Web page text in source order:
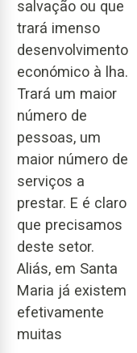
salvação ou que
trará imenso
desenvolvimento
económico à lha.
Trará um maior
número de
pessoas, um
maior número de
serviços a
prestar. E é claro
que precisamos
deste setor.
Aliás, em Santa
Maria já existem
efetivamente
muitas